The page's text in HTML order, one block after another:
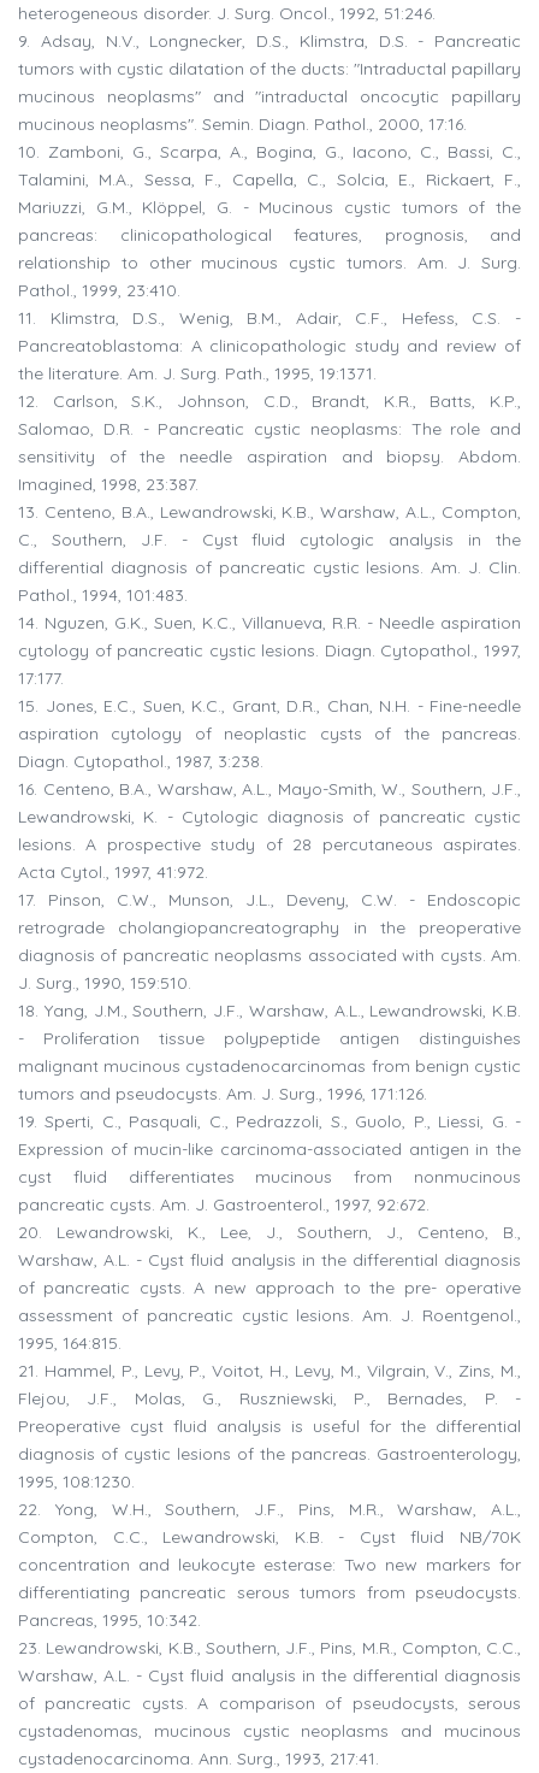
heterogeneous disorder. J. Surg. Oncol., 1992, 51:246.
9. Adsay, N.V., Longnecker, D.S., Klimstra, D.S. - Pancreatic
tumors with cystic dilatation of the ducts: "Intraductal papillary
mucinous neoplasms" and "intraductal oncocytic papillary
mucinous neoplasms". Semin. Diagn. Pathol., 2000, 17:16.
10. Zamboni, G., Scarpa, A., Bogina, G., Iacono, C., Bassi, C.,
Talamini, M.A., Sessa, F., Capella, C., Solcia, E., Rickaert, F.,
Mariuzzi, G.M., Klöppel, G. - Mucinous cystic tumors of the
pancreas: clinicopathological features, prognosis, and
relationship to other mucinous cystic tumors. Am. J. Surg.
Pathol., 1999, 23:410.
11. Klimstra, D.S., Wenig, B.M., Adair, C.F., Hefess, C.S. -
Pancreatoblastoma: A clinicopathologic study and review of
the literature. Am. J. Surg. Path., 1995, 19:1371.
12. Carlson, S.K., Johnson, C.D., Brandt, K.R., Batts, K.P.,
Salomao, D.R. - Pancreatic cystic neoplasms: The role and
sensitivity of the needle aspiration and biopsy. Abdom.
Imagined, 1998, 23:387.
13. Centeno, B.A., Lewandrowski, K.B., Warshaw, A.L., Compton,
C., Southern, J.F. - Cyst fluid cytologic analysis in the
differential diagnosis of pancreatic cystic lesions. Am. J. Clin.
Pathol., 1994, 101:483.
14. Nguzen, G.K., Suen, K.C., Villanueva, R.R. - Needle aspiration
cytology of pancreatic cystic lesions. Diagn. Cytopathol., 1997,
17:177.
15. Jones, E.C., Suen, K.C., Grant, D.R., Chan, N.H. - Fine-needle
aspiration cytology of neoplastic cysts of the pancreas.
Diagn. Cytopathol., 1987, 3:238.
16. Centeno, B.A., Warshaw, A.L., Mayo-Smith, W., Southern, J.F.,
Lewandrowski, K. - Cytologic diagnosis of pancreatic cystic
lesions. A prospective study of 28 percutaneous aspirates.
Acta Cytol., 1997, 41:972.
17. Pinson, C.W., Munson, J.L., Deveny, C.W. - Endoscopic
retrograde cholangiopancreatography in the preoperative
diagnosis of pancreatic neoplasms associated with cysts. Am.
J. Surg., 1990, 159:510.
18. Yang, J.M., Southern, J.F., Warshaw, A.L., Lewandrowski, K.B.
- Proliferation tissue polypeptide antigen distinguishes
malignant mucinous cystadenocarcinomas from benign cystic
tumors and pseudocysts. Am. J. Surg., 1996, 171:126.
19. Sperti, C., Pasquali, C., Pedrazzoli, S., Guolo, P., Liessi, G. -
Expression of mucin-like carcinoma-associated antigen in the
cyst fluid differentiates mucinous from nonmucinous
pancreatic cysts. Am. J. Gastroenterol., 1997, 92:672.
20. Lewandrowski, K., Lee, J., Southern, J., Centeno, B.,
Warshaw, A.L. - Cyst fluid analysis in the differential diagnosis
of pancreatic cysts. A new approach to the pre- operative
assessment of pancreatic cystic lesions. Am. J. Roentgenol.,
1995, 164:815.
21. Hammel, P., Levy, P., Voitot, H., Levy, M., Vilgrain, V., Zins, M.,
Flejou, J.F., Molas, G., Ruszniewski, P., Bernades, P. -
Preoperative cyst fluid analysis is useful for the differential
diagnosis of cystic lesions of the pancreas. Gastroenterology,
1995, 108:1230.
22. Yong, W.H., Southern, J.F., Pins, M.R., Warshaw, A.L.,
Compton, C.C., Lewandrowski, K.B. - Cyst fluid NB/70K
concentration and leukocyte esterase: Two new markers for
differentiating pancreatic serous tumors from pseudocysts.
Pancreas, 1995, 10:342.
23. Lewandrowski, K.B., Southern, J.F., Pins, M.R., Compton, C.C.,
Warshaw, A.L. - Cyst fluid analysis in the differential diagnosis
of pancreatic cysts. A comparison of pseudocysts, serous
cystadenomas, mucinous cystic neoplasms and mucinous
cystadenocarcinoma. Ann. Surg., 1993, 217:41.